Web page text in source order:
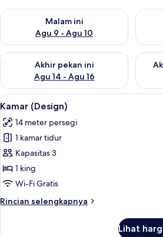
Malam ini
Agu 9 - Agu 10
Periksa ketersediaan untuk malam ini
Akhir pekan ini
Agu 14 - Agu 16
Periksa ketersediaan untuk akhir pekan
Lihat
semua
foto
untuk
Kamar
(Design)
Seprai
13
Kamar (Design)
14 meter persegi
1 kamar tidur
Kapasitas 3
1 king
Wi-Fi Gratis
Rincian selengkapnya
Rincian
Lihat